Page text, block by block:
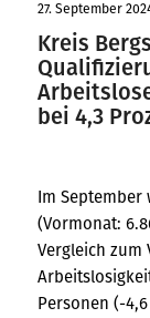
27. September
Kreis
bei 4,3
Im September
(Vormonat:
Vergleich zum
Personen (-